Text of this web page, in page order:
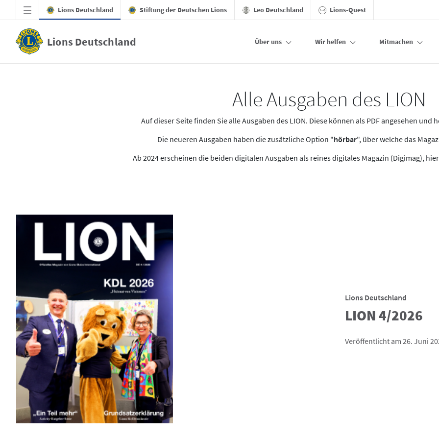
Zum Hauptinhalt springen
Lions Deutschland Stiftung der Deutschen Lions Leo Deutschland Lions-Quest
Lions Deutschland Über uns Wir helfen Mitmachen
Alle Ausgaben des LION
Auf dieser Seite finden Sie alle Ausgaben des LION. Diese können als PDF angesehen und
Die neueren Ausgaben haben die zusätzliche Option "hörbar", über welche das
Ab 2024 erscheinen die beiden digitalen Ausgaben als reines digitales Magazin (Digimag),
Lions Deutschland
LION 4/2026
Veröffentlicht am 26. Juni